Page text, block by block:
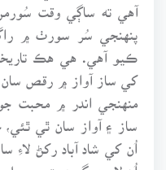
آهي ته ساڳي وقت
پنهنجي سُر سورٺ ۾
ڪيو آهي. هي هڪ
کي ساز آواز ۾ رقص سان
منهنجي اندر ۾ محبت
ساز ۽ آواز سان ٿي
اُن کي شاد آباد رکڻ لاءِ
اُن لاءِ بزرگ هستي روحل